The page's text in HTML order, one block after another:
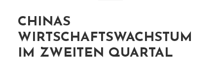
CHINAS
WIRTSCHAFTSWACHSTUM
IM ZWEITEN QUARTAL